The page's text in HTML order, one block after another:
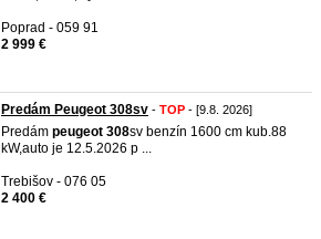
Poprad - 059 91
2 999 €
Predám Peugeot 308sv - TOP - [9.8. 2026]
Predám peugeot 308sv benzín 1600 cm kub.88
kW,auto je 12.5.2026 p ...
Trebišov - 076 05
2 400 €